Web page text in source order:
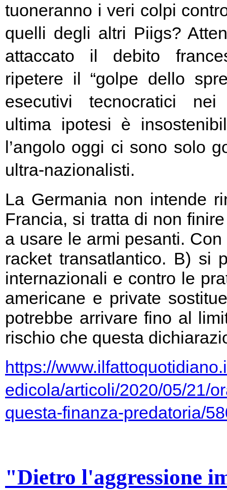
tuoneranno i veri colpi
quelli degli altri Piigs?
attaccato il debito
ripetere il “golpe dello
esecutivi tecnocratici
ultima ipotesi è
l’angolo oggi ci sono solo
ultra-nazionalisti.
La Germania non intende
Francia, si tratta di non
a usare le armi pesanti.
racket transatlantico. B) si
internazionali e contro le
americane e private
potrebbe arrivare fino al
rischio che questa
https://
edicola/articoli/2020/05/21/
questa-finanza-predatoria/
"Dietro l'aggressione